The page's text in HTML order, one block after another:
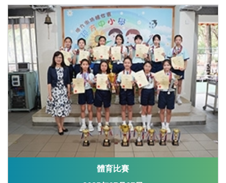
體育比賽